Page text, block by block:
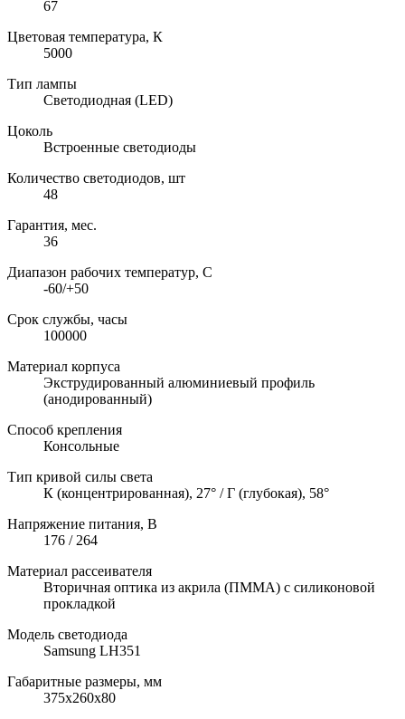
67
Цветовая температура, К
5000
Тип лампы
Светодиодная (LED)
Цоколь
Встроенные светодиоды
Количество светодиодов, шт
48
Гарантия, мес.
36
Диапазон рабочих температур, C
-60/+50
Срок службы, часы
100000
Материал корпуса
Экструдированный алюминиевый профиль
(анодированный)
Способ крепления
Консольные
Тип кривой силы света
К (концентрированная), 27° / Г (глубокая), 58°
Напряжение питания, В
176 / 264
Материал рассеивателя
Вторичная оптика из акрила (ПММА) с силиконовой
прокладкой
Модель светодиода
Samsung LH351
Габаритные размеры, мм
375х260х80